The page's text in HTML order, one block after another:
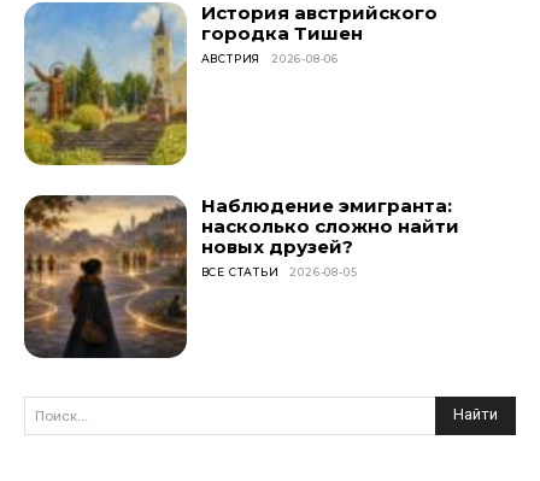
История австрийского
городка Тишен
АВСТРИЯ 2026-08-06
Наблюдение эмигранта:
насколько сложно найти
новых друзей?
ВСЕ СТАТЬИ 2026-08-05
Поиск... Найти